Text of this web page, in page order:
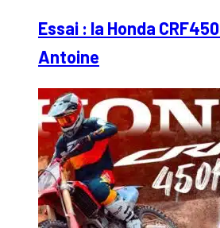
Essai : la Honda
Antoine